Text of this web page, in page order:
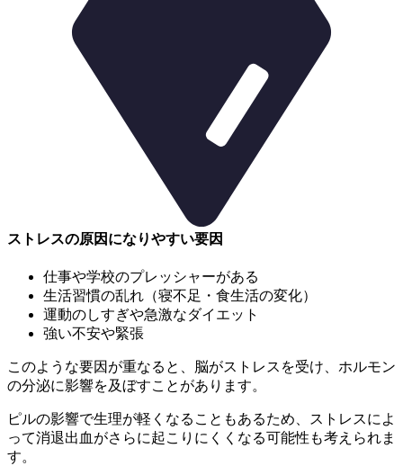
ストレスの原因になりやすい要因
仕事や学校のプレッシャーがある
生活習慣の乱れ（寝不足・食生活の変化）
運動のしすぎや急激なダイエット
強い不安や緊張
このような要因が重なると、
脳がストレスを受け、ホルモン
の分泌に影響を及ぼすことがあります。
ピルの影響で生理が軽くなることもあるため、ストレスによ
って消退出血がさらに起こりにくくなる可能性も考えられま
す。